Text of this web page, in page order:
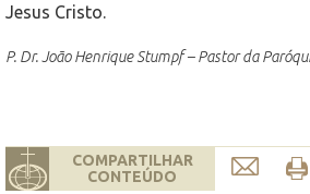
Jesus Cristo.
P. Dr. João Henrique Stumpf – Pastor da
COMPARTILHAR
CONTEÚDO